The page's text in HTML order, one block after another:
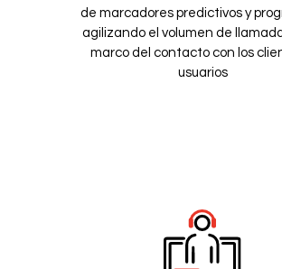
de marcadores predictivos y
agilizando el volumen de
marco del contacto con los
usuarios